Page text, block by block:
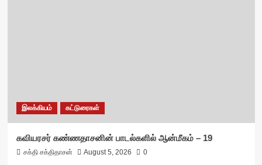
இலக்கியம் கட்டுரைகள்
கவியரசர் கண்ணதாசனின் பாடல்களில் ஆன்மீகம் – 19
சக்தி சக்திதாசன் August 5, 2026 0